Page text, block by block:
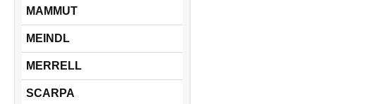
MAMMUT
MEINDL
MERRELL
SCARPA